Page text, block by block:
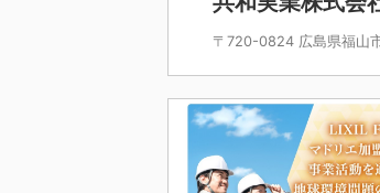
〒720-0824 広島県福山